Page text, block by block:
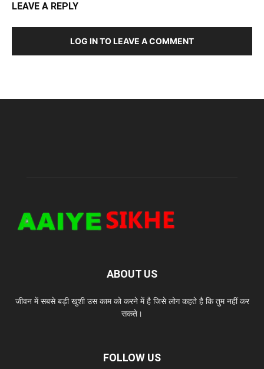
LEAVE A REPLY
LOG IN TO LEAVE A COMMENT
ABOUT US
जीवन में सबसे बड़ी खुशी उस काम को करने में है जिसे लोग कहते है कि तुम नहीं कर
सकते।
FOLLOW US